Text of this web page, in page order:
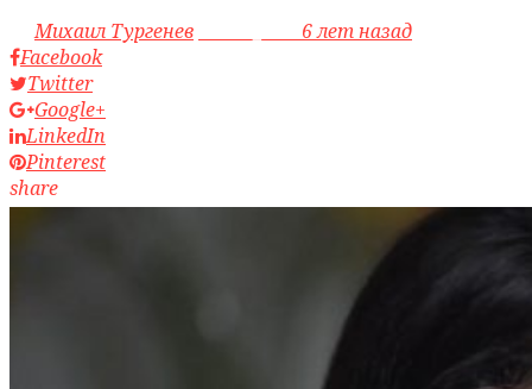
byМихаил Тургенев
6 лет назад
Facebook
Twitter
Google+
LinkedIn
Pinterest
share